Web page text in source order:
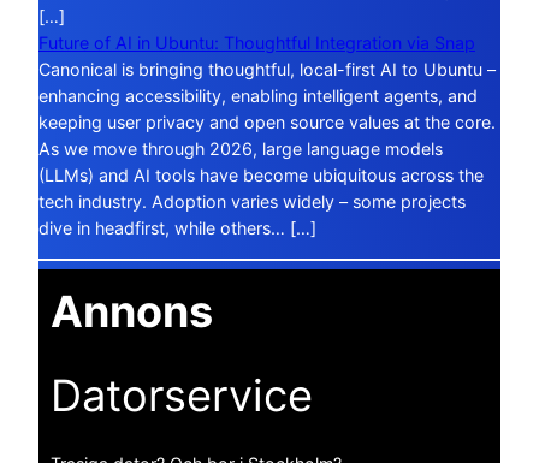
[…]
Future of AI in Ubuntu: Thoughtful Integration via Snap
Canonical is bringing thoughtful, local-first AI to Ubuntu –
enhancing accessibility, enabling intelligent agents, and
keeping user privacy and open source values at the core.
As we move through 2026, large language models
(LLMs) and AI tools have become ubiquitous across the
tech industry. Adoption varies widely – some projects
dive in headfirst, while others… […]
Annons
Datorservice